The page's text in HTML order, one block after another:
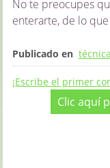
No te preocupes
enterarte, de lo
Publicado en
¡Escribe el primer
Clic aquí